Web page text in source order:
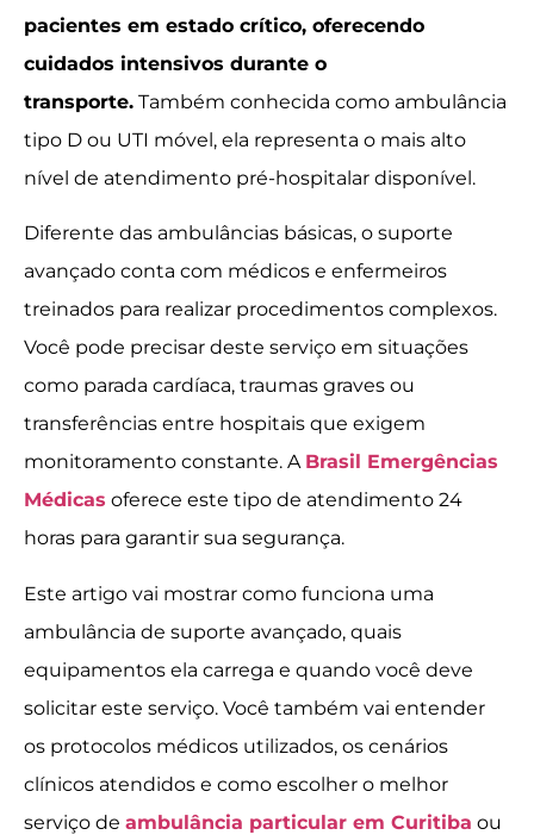
pacientes em estado crítico, oferecendo
cuidados intensivos durante o
transporte. Também conhecida como ambulância
tipo D ou UTI móvel, ela representa o mais alto
nível de atendimento pré-hospitalar disponível.
Diferente das ambulâncias básicas, o suporte
avançado conta com médicos e enfermeiros
treinados para realizar procedimentos complexos.
Você pode precisar deste serviço em situações
como parada cardíaca, traumas graves ou
transferências entre hospitais que exigem
monitoramento constante. A Brasil Emergências
Médicas oferece este tipo de atendimento 24
horas para garantir sua segurança.
Este artigo vai mostrar como funciona uma
ambulância de suporte avançado, quais
equipamentos ela carrega e quando você deve
solicitar este serviço. Você também vai entender
os protocolos médicos utilizados, os cenários
clínicos atendidos e como escolher o melhor
serviço de ambulância particular em Curitiba ou